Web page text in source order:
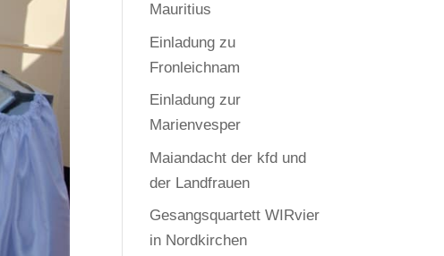
Mauritius
Einladung zu
Fronleichnam
Einladung zur
Marienvesper
Maiandacht der kfd und
der Landfrauen
Gesangsquartett WIRvier
in Nordkirchen